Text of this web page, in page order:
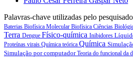
Palavras-chave utilizadas pelo
Baterias Biofísica Molecular Biofísica Ciências
Terra Dengue Físico-química Inibidores
Proteínas virais Química teórica Química
Simulação por computadorTeoria do funcional da